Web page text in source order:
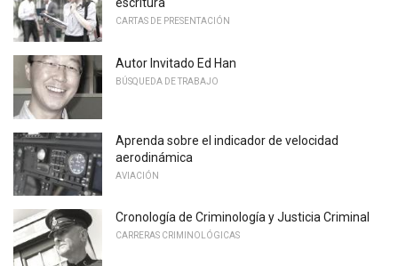
escritura
CARTAS DE PRESENTACIÓN
Autor Invitado Ed Han
BÚSQUEDA DE TRABAJO
Aprenda sobre el indicador de velocidad
aerodinámica
AVIACIÓN
Cronología de Criminología y Justicia Criminal
CARRERAS CRIMINOLÓGICAS